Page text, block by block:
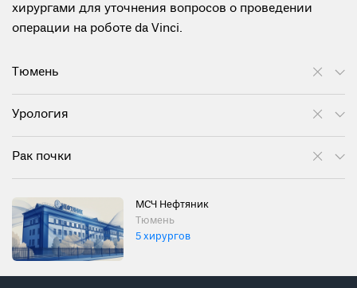
хирургами для уточнения вопросов о проведении
операции на роботе da Vinci.
Тюмень
Урология
Рак почки
МСЧ Нефтяник
Тюмень
5 хирургов